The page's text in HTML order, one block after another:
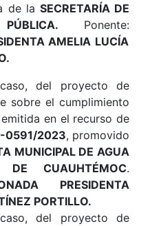
de la SECRETARÍA DE
Ponente:
AMELIA LUCÍA
.
del proyecto de
sobre el cumplimiento
en el recurso de
0591/2023, promovido
MUNICIPAL DE AGUA
DE CUAUHTÉMOC.
PRESIDENTA
PORTILLO.
del proyecto de